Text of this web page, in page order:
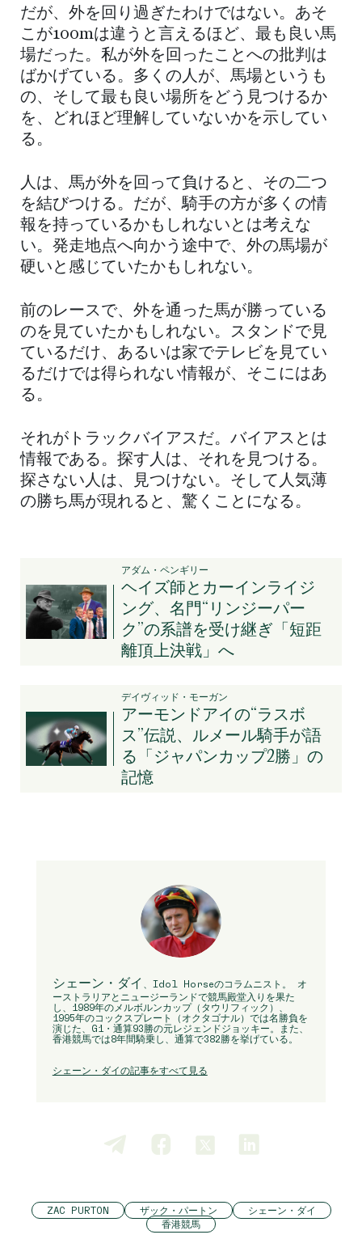
だが、外を回り過ぎたわけではない。あそ
こが100mは違うと言えるほど、最も良い馬
場だった。私が外を回ったことへの批判は
ばかげている。多くの人が、馬場というも
の、そして最も良い場所をどう見つけるか
を、どれほど理解していないかを示してい
る。
人は、馬が外を回って負けると、その二つ
を結びつける。だが、騎手の方が多くの情
報を持っているかもしれないとは考えな
い。発走地点へ向かう途中で、外の馬場が
硬いと感じていたかもしれない。
前のレースで、外を通った馬が勝っている
のを見ていたかもしれない。スタンドで見
ているだけ、あるいは家でテレビを見てい
るだけでは得られない情報が、そこにはあ
る。
それがトラックバイアスだ。バイアスとは
情報である。探す人は、それを見つける。
探さない人は、見つけない。そして人気薄
の勝ち馬が現れると、驚くことになる。
アダム・ペンギリー
ヘイズ師とカーインライジ
ング、名門“リンジーパー
ク”の系譜を受け継ぎ「短距
離頂上決戦」へ
デイヴィッド・モーガン
アーモンドアイの“ラスボ
ス”伝説、ルメール騎手が語
る「ジャパンカップ2勝」の
記憶
シェーン・ダイ
、Idol Horseのコラムニスト。 オ
ーストラリアとニュージーランドで競馬殿堂入りを果た
し、1989年のメルボルンカップ（タウリフィック）、
1995年のコックスプレート（オクタゴナル）では名勝負を
演じた、G1・通算93勝の元レジェンドジョッキー。また、
香港競馬では8年間騎乗し、通算で382勝を挙げている。
シェーン・ダイの記事をすべて見る
ZAC PURTON ザック・パートン
シェーン・ダイ
香港競馬